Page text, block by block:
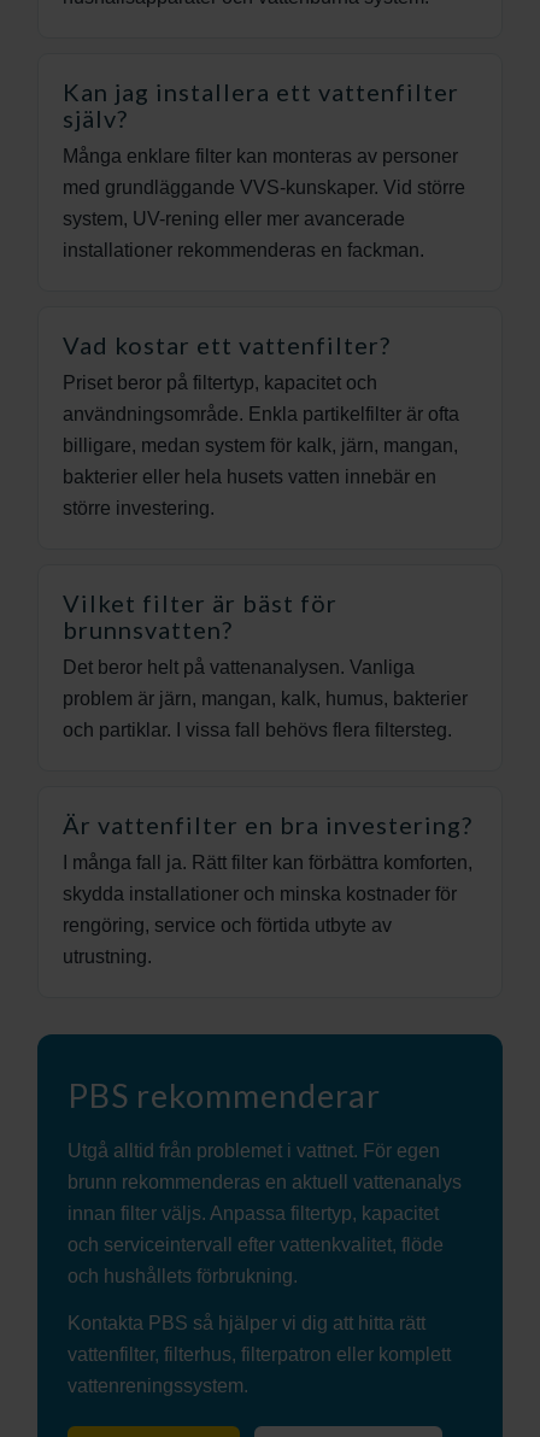
Kan jag installera ett vattenfilter
själv?
Många enklare filter kan monteras av personer
med grundläggande VVS-kunskaper. Vid större
system, UV-rening eller mer avancerade
installationer rekommenderas en fackman.
Vad kostar ett vattenfilter?
Priset beror på filtertyp, kapacitet och
användningsområde. Enkla partikelfilter är ofta
billigare, medan system för kalk, järn, mangan,
bakterier eller hela husets vatten innebär en
större investering.
Vilket filter är bäst för
brunnsvatten?
Det beror helt på vattenanalysen. Vanliga
problem är järn, mangan, kalk, humus, bakterier
och partiklar. I vissa fall behövs flera filtersteg.
Är vattenfilter en bra investering?
I många fall ja. Rätt filter kan förbättra komforten,
skydda installationer och minska kostnader för
rengöring, service och förtida utbyte av
utrustning.
PBS rekommenderar
Utgå alltid från problemet i vattnet. För egen
brunn rekommenderas en aktuell vattenanalys
innan filter väljs. Anpassa filtertyp, kapacitet
och serviceintervall efter vattenkvalitet, flöde
och hushållets förbrukning.
Kontakta PBS så hjälper vi dig att hitta rätt
vattenfilter, filterhus, filterpatron eller komplett
vattenreningssystem.